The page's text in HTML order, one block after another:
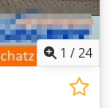
1 /24